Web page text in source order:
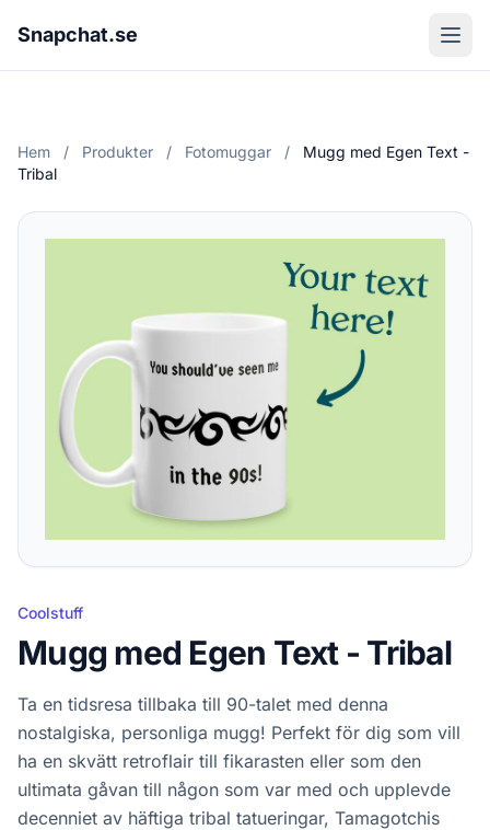
Snapchat.se
Hem / Produkter / Fotomuggar /
Mugg med Egen Text -
Tribal
Coolstuff
Mugg med Egen Text - Tribal
Ta en tidsresa tillbaka till 90-talet med denna
nostalgiska, personliga mugg! Perfekt för dig som vill
ha en skvätt retroflair till fikarasten eller som den
ultimata gåvan till någon som var med och upplevde
decenniet av häftiga tribal tatueringar, Tamagotchis